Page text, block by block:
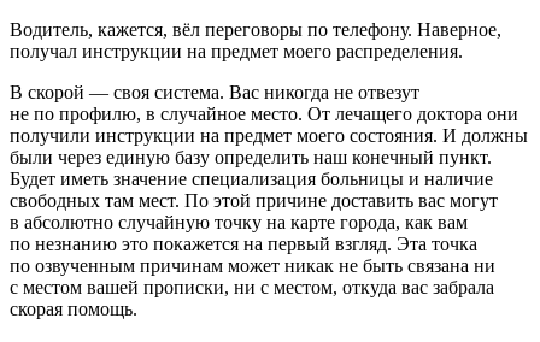
Водитель, кажется, вёл переговоры по телефону. Наверное,
получал инструкции на предмет моего распределения.
В скорой — своя система. Вас никогда не отвезут
не по профилю, в случайное место. От лечащего доктора они
получили инструкции на предмет моего состояния. И должны
были через единую базу определить наш конечный пункт.
Будет иметь значение специализация больницы и наличие
свободных там мест. По этой причине доставить вас могут
в абсолютно случайную точку на карте города, как вам
по незнанию это покажется на первый взгляд. Эта точка
по озвученным причинам может никак не быть связана ни
с местом вашей прописки, ни с местом, откуда вас забрала
скорая помощь.